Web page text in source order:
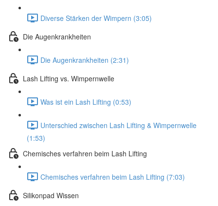
Diverse Stärken der Wimpern (3:05)
Die Augenkrankheiten
Die Augenkrankheiten (2:31)
Lash Lifting vs. Wimpernwelle
Was ist ein Lash Lifting (0:53)
Unterschied zwischen Lash Lifting & Wimpernwelle
(1:53)
Chemisches verfahren beim Lash Lifting
Chemisches verfahren beim Lash Lifting (7:03)
Silikonpad Wissen